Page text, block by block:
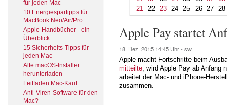
für jeden Mac
10 Energiespartipps für
MacBook Neo/Air/Pro
Apple-Handbücher - ein
Überblick
15 Sicherheits-Tipps für
jeden Mac
Alte macOS-Installer
herunterladen
Leitfaden Mac-Kauf
Anti-Viren-Software für den
Mac?
21
22 23 24 25 26 27 28
Apple Pay startet
18. Dez. 2015 14:45 Uhr - sw
Apple macht Fortschritte beim
mitteilte, wird Apple Pay ab Anfang
arbeitet der Mac- und iPhone-
zusammen.